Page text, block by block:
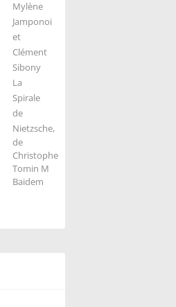
Mylène
Jamponoi
et
Clément
Sibony
La
Spirale
de
Nietzsche,
de
Christophe
Tomin M
Baidem